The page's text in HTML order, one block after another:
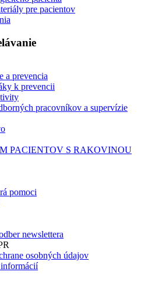
pre pacientov
a prevencia
k prevencii
pracovníkov a supervízie
PACIENTOV S RAKOVINOU
pomoci
newslettera
osobných údajov